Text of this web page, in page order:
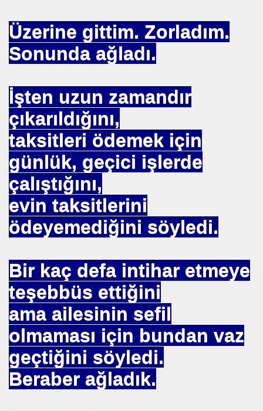
Üzerine gittim. Zorladım.
Sonunda ağladı.
İşten uzun zamandır
çıkarıldığını,
taksitleri ödemek için
günlük, geçici işlerde
çalıştığını,
evin taksitlerini
ödeyemediğini söyledi.
Bir kaç defa intihar etmeye
teşebbüs ettiğini
ama ailesinin sefil
olmaması için bundan vaz
geçtiğini söyledi.
Beraber ağladık.
BANKALAR.= UYGULANMIŞ ÇARE
BÜROKRASİSİ
Bulunan sır. Mühendis Hikmet TOPLU
ABD.
GÖKOĞLU
.DR UMUT YILDIZ
Hainini Yetiştiren Ülke Yoktur